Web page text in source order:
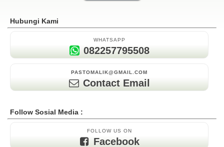
Hubungi Kami
WHATSAPP
082257795508
PASTOMALIK@GMAIL.COM
Contact Email
Follow Sosial Media :
FOLLOW US ON
Facebook